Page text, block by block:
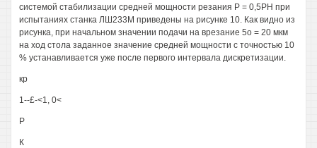
системой стабилизации средней мощности резания Р = 0,5РН при
испытаниях станка ЛШ233М приведены на рисунке 10. Как видно из
рисунка, при начальном значении подачи на врезание 5о = 20 мкм
на ход стола заданное значение средней мощности с точностью 10
% устанавливается уже после первого интервала дискретизации.
кр
1--£-<1, 0<
Р
К